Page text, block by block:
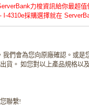
力梭資訊給你最超
4310e採購選擇就在
們會為您向原廠確認。或是
貨。 如您對以上產品規格以
聯繫!